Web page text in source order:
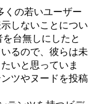
くの若いユーザー
しないことについ
台無しにしたと
るので、彼らは未
いと思っていま
ツやヌードを投稿